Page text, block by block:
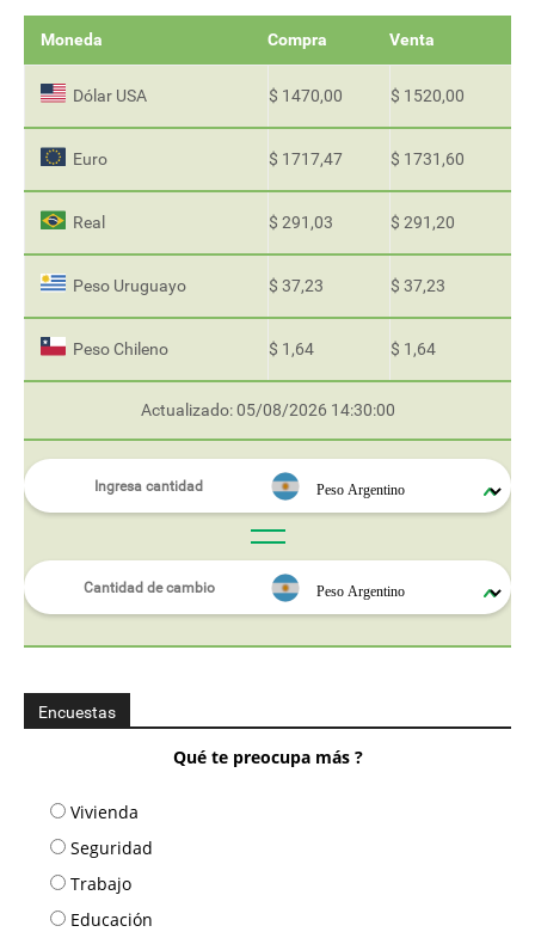
Moneda Compra Venta
Dólar USA $ 1470,00 $ 1520,00
Euro $ 1717,47 $ 1731,60
Real $ 291,03 $ 291,20
Peso Uruguayo $ 37,23 $ 37,23
Peso Chileno $ 1,64 $ 1,64
Actualizado: 05/08/2026 14:30:00
Encuestas
Qué te preocupa más ?
Vivienda
Seguridad
Trabajo
Educación